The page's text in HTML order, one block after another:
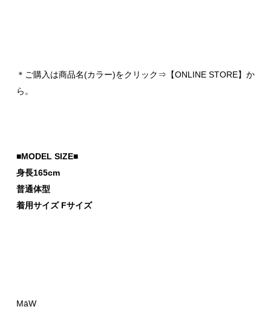
＊ご購入は商品名(カラー)をクリック⇒【ONLINE STORE】か
ら。
■MODEL SIZE■
身長165cm
普通体型
着用サイズ Fサイズ
MāW